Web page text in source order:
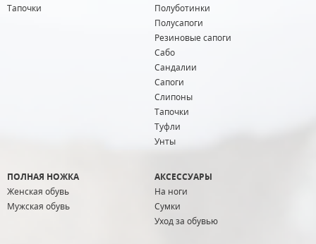
Тапочки
Полуботинки
Полусапоги
Резиновые сапоги
Сабо
Сандалии
Сапоги
Слипоны
Тапочки
Туфли
Унты
ПОЛНАЯ НОЖКА
Женская обувь
Мужская обувь
АКСЕССУАРЫ
На ноги
Сумки
Уход за обувью